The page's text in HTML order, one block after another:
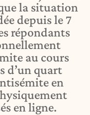
la situation
depuis le 7
répondants
au cours
d’un quart
en
en ligne.